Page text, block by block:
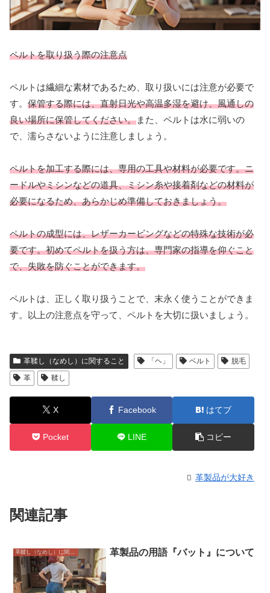
ペルトを取り扱う際の注意点
ペルトは繊細な素材であるため、取り扱いには注意が必要で
す。 保管する際には、直射日光や高温多湿を避け、風通しの
良い場所に保管してください。また、ペルトは水に弱いの
で、濡らさないように注意しましょう。
ペルトを加工する際には、専用の工具や材料が必要です。ニ
ードルやミシンなどの道具、ミシン糸や接着剤などの材料が
必要になるため、あらかじめ準備しておきましょう。
ペルトの成型には、レザーカービングなどの特殊な技術が必
要です。初めてペルトを扱う方は、専門家の指導を仰ぐこと
で、失敗を防ぐことができます。
ペルトは、正しく取り扱うことで、末永く使うことができま
す。以上の注意点を守って、ペルトを大切に扱いましょう。
革鞣し（なめし）に関すること 「ヘ」 ベルト
脱毛
革
鞣し
X Facebook はてブ
Pocket LINE コピー
革製品が大好き
関連記事
革製品の用語『バット』について